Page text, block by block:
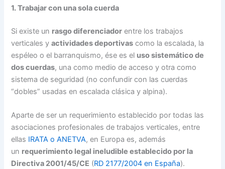
1. Trabajar con una sola cuerda
Si existe un rasgo diferenciador entre los trabajos
verticales yactividades deportivas como la escalada, la
espéleo o el barranquismo, ése es el uso sistemático de
dos cuerdas, una como medio de acceso y otra como
sistema de seguridad (no confundir con las cuerdas
“dobles” usadas en escalada clásica y alpina).
Aparte de ser un requerimiento establecido por todas las
asociaciones profesionales de trabajos verticales, entre
ellas IRATA o ANETVA, en Europa es, además
un requerimiento legal ineludible establecido por la
Directiva 2001/45/CE (RD 2177/2004 en España).